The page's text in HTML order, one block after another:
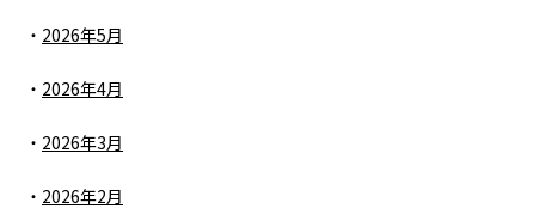
2026年5月
2026年4月
2026年3月
2026年2月